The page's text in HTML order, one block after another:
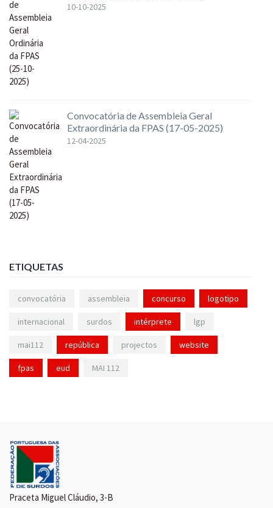
10-10-2025
Convocatória de Assembleia Geral
Extraordinária da FPAS (17-05-2025)
12-04-2025
ETIQUETAS
convocatória assembleia concurso logotipo
internacional surdos intérprete lgp
mai112 república projectos website
fpas eud MAI 112
Praceta Miguel Cláudio, 3-B